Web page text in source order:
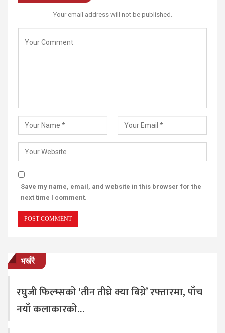
Your email address will not be published.
Save my name, email, and website in this browser for the
next time I comment.
भर्खरै
रघुजी फिल्म्सको ‘तीन तीघ्रे क्या बिग्रे’ रफ्तारमा, पाँच
नयाँ कलाकारको…